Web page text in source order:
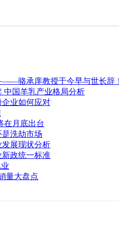
——骆承庠教授于今早与世长辞
中国羊乳产业格局分析
业如何应对
在月底出台
洗劫市场
发展现状分析
政统一标准
量大盘点